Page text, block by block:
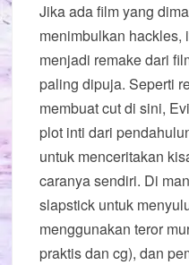
Jika ada film yang
menimbulkan hackles,
menjadi remake dari
paling dipuja. Seperti
membuat cut di sini,
plot inti dari
untuk menceritakan
caranya sendiri. Di
slapstick untuk
menggunakan teror
praktis dan cg), dan